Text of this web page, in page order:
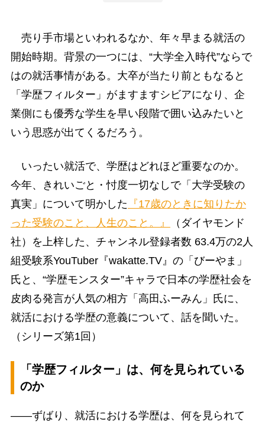
売り手市場といわれるなか、年々早まる就活の
開始時期。背景の一つには、“大学全入時代”ならで
はの就活事情がある。大卒が当たり前ともなると
「学歴フィルター」がますますシビアになり、企
業側にも優秀な学生を早い段階で囲い込みたいと
いう思惑が出てくるだろう。
いったい就活で、学歴はどれほど重要なのか。
今年、きれいごと・忖度一切なしで「大学受験の
真実」について明かした 『17歳のときに知りたか
った受験のこと、人生のこと。』
（ダイヤモンド
社）を上梓した、チャンネル登録者数 63.4万の2人
組受験系YouTuber『wakatte.TV』の「びーやま」
氏と、“学歴モンスター”キャラで日本の学歴社会を
皮肉る発言が人気の相方「高田ふーみん」氏に、
就活における学歴の意義について、話を聞いた。
（シリーズ第1回）
「学歴フィルター」は、何を見られている
のか
――ずばり、就活における学歴は、何を見られて